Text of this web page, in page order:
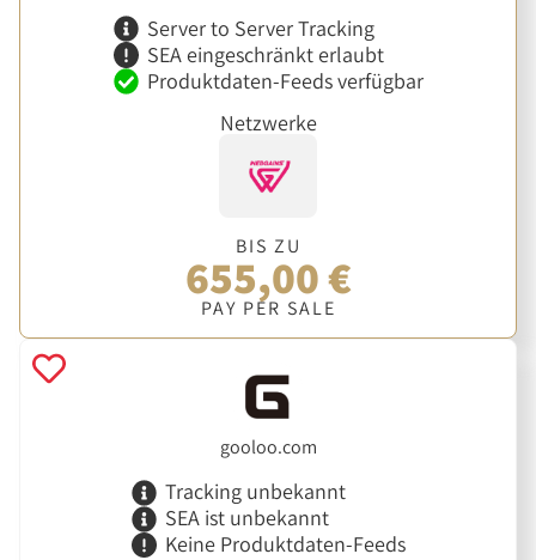
Server to Server Tracking
SEA eingeschränkt erlaubt
Produktdaten-Feeds verfügbar
Netzwerke
BIS ZU
655,00 €
PAY PER SALE
gooloo.com
Tracking unbekannt
SEA ist unbekannt
Keine Produktdaten-Feeds